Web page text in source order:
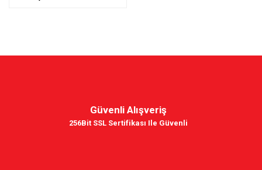
Güvenli Alışveriş
256Bit SSL Sertifikası Ile Güvenli